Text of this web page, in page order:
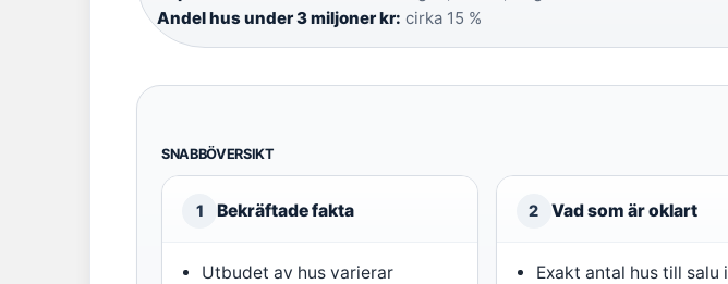
Andel hus under 3 miljoner kr: cirka 15 %
SNABBÖVERSIKT
1 Bekräftade fakta
Utbudet av hus varierar
2 Vad som är oklart
Exakt antal hus till salu i